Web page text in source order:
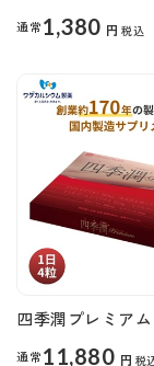
通常 1,380 円 税込
四季潤プレミアム
通常 11,880 円 税